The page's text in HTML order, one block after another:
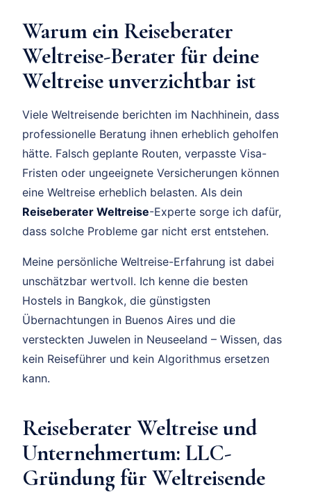
Warum ein Reiseberater
Weltreise-Berater für deine
Weltreise unverzichtbar ist
Viele Weltreisende berichten im Nachhinein, dass
professionelle Beratung ihnen erheblich geholfen
hätte. Falsch geplante Routen, verpasste Visa-
Fristen oder ungeeignete Versicherungen können
eine Weltreise erheblich belasten. Als dein
Reiseberater Weltreise-Experte sorge ich dafür,
dass solche Probleme gar nicht erst entstehen.
Meine persönliche Weltreise-Erfahrung ist dabei
unschätzbar wertvoll. Ich kenne die besten
Hostels in Bangkok, die günstigsten
Übernachtungen in Buenos Aires und die
versteckten Juwelen in Neuseeland – Wissen, das
kein Reiseführer und kein Algorithmus ersetzen
kann.
Reiseberater Weltreise und
Unternehmertum: LLC-
Gründung für Weltreisende